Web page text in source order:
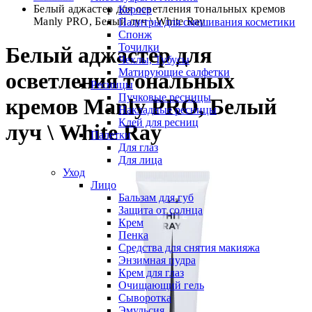
Керлер
Палитры для смешивания косметики
Спонж
Точилки
Чехлы, Тубусы
Матирующие салфетки
Ресницы
Пучковые ресницы
Накладные ресницы
Клей для ресниц
Палетки
Для глаз
Для лица
Уход
Лицо
Бальзам для губ
Защита от солнца
Крем
Пенка
Средства для снятия макияжа
Энзимная пудра
Крем для глаз
Очищающий гель
Сыворотка
Белый аджастер для осветления тональных кремов
Manly PRO, Белый луч \ White Ray
Белый аджастер для
осветления тональных
кремов Manly PRO, Белый
луч \ White Ray